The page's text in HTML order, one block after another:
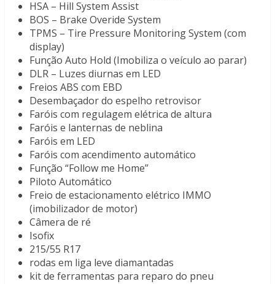
HSA – Hill System Assist
BOS – Brake Overide System
TPMS – Tire Pressure Monitoring System (com
display)
Função Auto Hold (Imobiliza o veículo ao parar)
DLR – Luzes diurnas em LED
Freios ABS com EBD
Desembaçador do espelho retrovisor
Faróis com regulagem elétrica de altura
Faróis e lanternas de neblina
Faróis em LED
Faróis com acendimento automático
Função “Follow me Home”
Piloto Automático
Freio de estacionamento elétrico IMMO
(imobilizador de motor)
Câmera de ré
Isofix
215/55 R17
rodas em liga leve diamantadas
kit de ferramentas para reparo do pneu